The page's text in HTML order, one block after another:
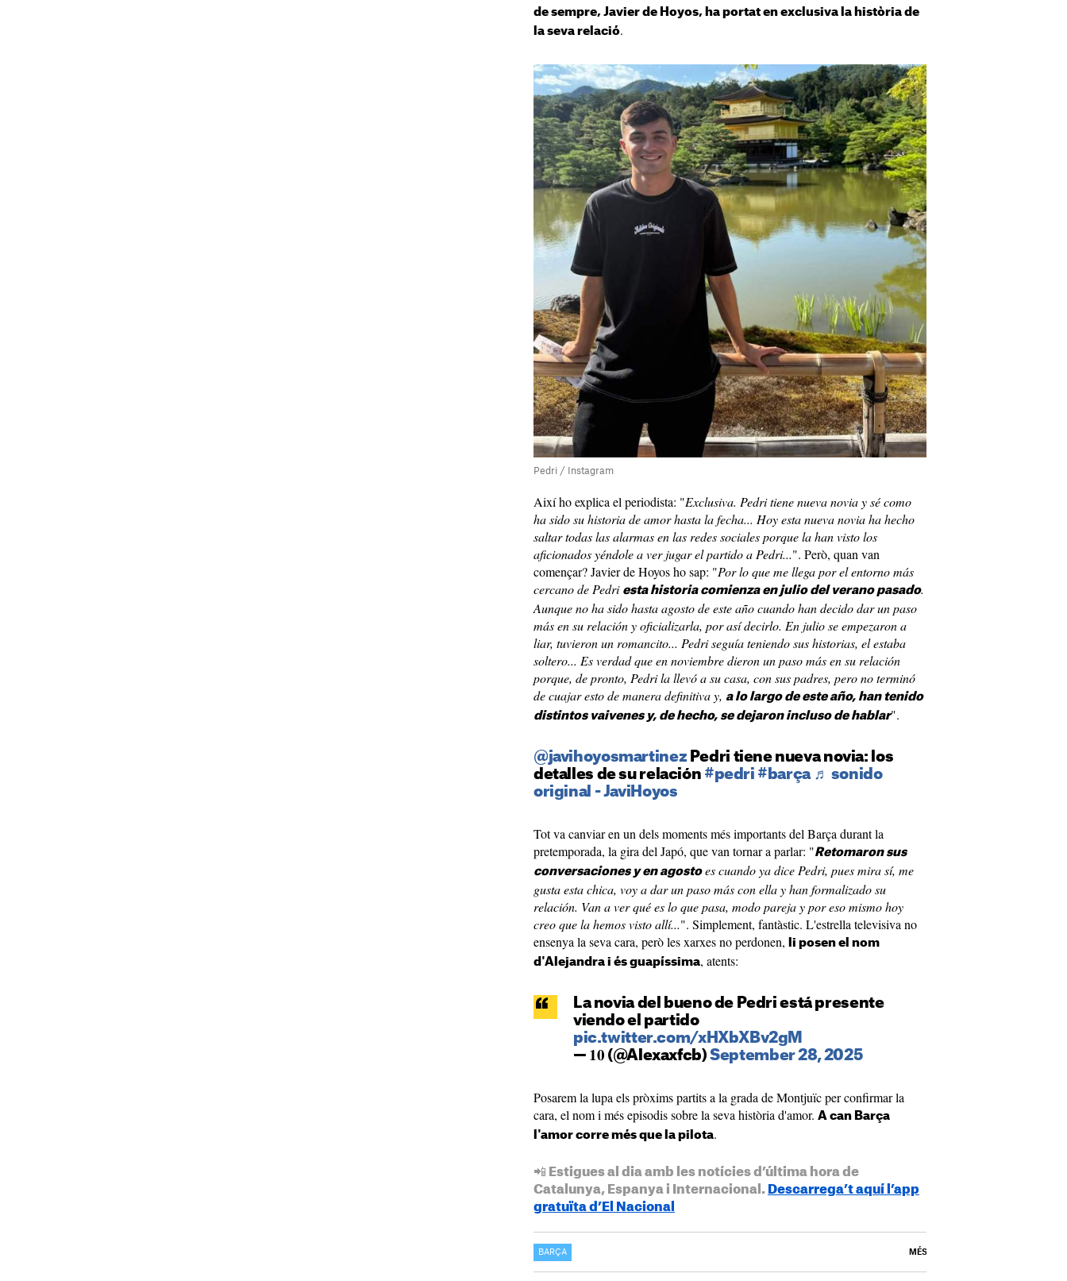
de sempre, Javier de Hoyos, ha portat en exclusiva la història de
la seva relació.
Pedri / Instagram
Així ho explica el periodista: "Exclusiva. Pedri tiene nueva novia y sé como
ha sido su historia de amor hasta la fecha... Hoy esta nueva novia ha hecho
saltar todas las alarmas en las redes sociales porque la han visto los
aficionados yéndole a ver jugar el partido a Pedri...". Però, quan van
començar? Javier de Hoyos ho sap: "Por lo que me llega por el entorno más
cercano de Pedri esta historia comienza en julio del verano pasado.
Aunque no ha sido hasta agosto de este año cuando han decido dar un paso
más en su relación y oficializarla, por así decirlo. En julio se empezaron a
liar, tuvieron un romancito... Pedri seguía teniendo sus historias, el estaba
soltero... Es verdad que en noviembre dieron un paso más en su relación
porque, de pronto, Pedri la llevó a su casa, con sus padres, pero no terminó
de cuajar esto de manera definitiva y, a lo largo de este año, han tenido
distintos vaivenes y, de hecho, se dejaron incluso de hablar".
@javihoyosmartinez Pedri tiene nueva novia: los
detalles de su relación #pedri #barça ♬ sonido
original - JaviHoyos
Tot va canviar en un dels moments més importants del Barça durant la
pretemporada, la gira del Japó, que van tornar a parlar: "Retomaron sus
conversaciones y en agostoes cuando ya dice Pedri, pues mira sí, me
gusta esta chica, voy a dar un paso más con ella y han formalizado su
relación. Van a ver qué es lo que pasa, modo pareja y por eso mismo hoy
creo que la hemos visto allí...". Simplement, fantàstic. L'estrella televisiva no
ensenya la seva cara, però les xarxes no perdonen,
li posen el nom
d'Alejandra i és guapíssima, atents:
La novia del bueno de Pedri está presente
viendo el partido
pic.twitter.com/xHXbXBv2gM
— 𝟏𝟎 (@Alexaxfcb)September 28, 2025
Posarem la lupa els pròxims partits a la grada de Montjuïc per confirmar la
cara, el nom i més episodis sobre la seva història d'amor. A can Barça
l'amor corre més que la pilota.
📲 Estigues al dia amb les notícies d’última hora de
Catalunya, Espanya i Internacional. Descarrega’t aquí l’app
gratuïta d’El Nacional
BARÇA MÉS